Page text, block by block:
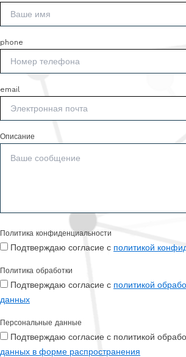
phone
email
Описание
Политика конфиденциальности
Подтверждаю согласие с политикой
Политика обработки
Подтверждаю согласие с политикой
данных
Персональные данные
Подтверждаю согласие с политикой
данных в форме распространения